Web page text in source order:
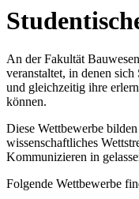
An der Fakultät
veranstaltet, in denen sich
und gleichzeitig ihre
können.
Diese Wettbewerbe
wissenschaftliches
Kommunizieren in
Folgende Wettbewerbe